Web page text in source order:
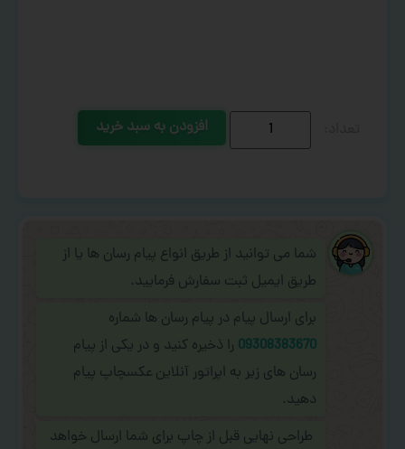
افزودن به سبد خرید
شما می توانید از طریق انواع پیام رسان ها یا از
طریق ایمیل ثبت سفارش فرمایید.
برای ارسال پیام در پیام رسان ها شماره
09308383670 را ذخیره کنید و در یکی از پیام
رسان های زیر به اپراتور آنلاین عکسچاپ پیام
دهید.
طراحی نهایی قبل از چاپ برای شما ارسال خواهد